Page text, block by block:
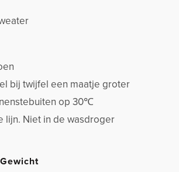
bij twijfel een maatje groter
op 30℃
lijn. Niet in de wasdroger
Gewicht